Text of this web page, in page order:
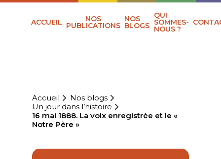
ACCUEIL NOS
PUBLICATIONS
NOS
BLOGS
QUI
SOMMES-
NOUS ?
Accueil
Nos blogs
Un jour dans l’histoire
16 mai 1888. La voix enregistrée et le «
Notre Père »